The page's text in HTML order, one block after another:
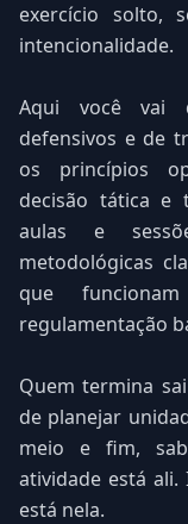
exercício solto,
intencionalidade.
Aqui você vai
defensivos e de
os princípios
decisão tática e
aulas e
metodológicas
que
regulamentação
Quem termina
de planejar
meio e fim,
atividade está
está nela.